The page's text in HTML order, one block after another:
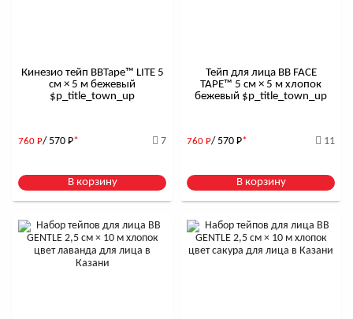
Кинезио тейп BBTape™ LITE 5
см × 5 м бежевый
$р_title_town_up
760 Р/ 570 Р* 7
В корзину
Тейп для лица BB FACE
TAPE™ 5 см × 5 м хлопок
бежевый $р_title_town_up
760 Р/ 570 Р* 11
В корзину